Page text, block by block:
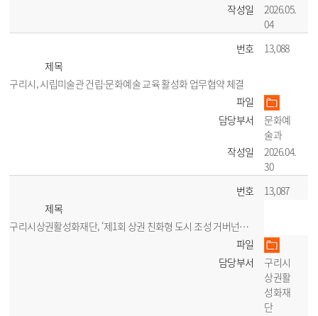
작성일
2026.05.
04
번호
13,088
제목
구리시, 시립미술관 건립·문화예술 교육 활성화 업무협약 체결
파일
담당부서
문화예
술과
작성일
2026.04.
30
번호
13,087
제목
구리시상권활성화재단, ‘제1회 상권 친화형 도시 조성 거버넌스 회의’ 개최
파일
담당부서
구리시
상권활
성화재
단